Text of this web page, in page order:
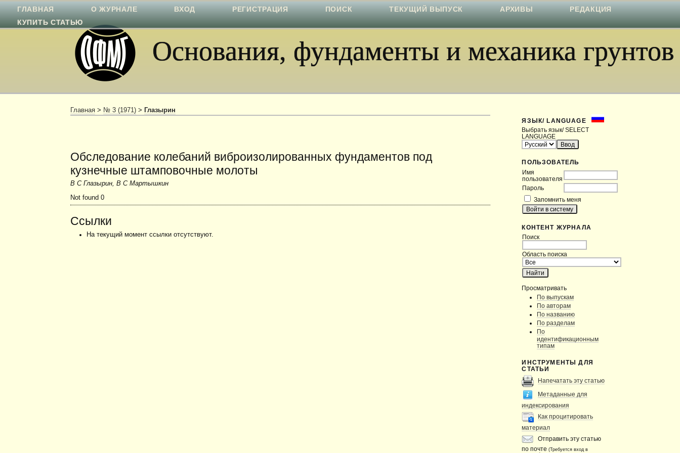
Основания, фундаменты и механика грунтов
ЯЗЫК/ LANGUAGE
Выбрать язык/ SELECT
LANGUAGE
ПОЛЬЗОВАТЕЛЬ
Имя
пользователя
Пароль
Запомнить меня
КОНТЕНТ ЖУРНАЛА
Поиск
Область поиска
Просматривать
По выпускам
По авторам
По названию
По разделам
По
идентификационным
типам
ИНСТРУМЕНТЫ ДЛЯ
СТАТЬИ
Напечатать эту статью
Метаданные для
индексирования
Как процитировать
материал
Отправить эту статью
по почте(Требуется вход в
ГЛАВНАЯ О ЖУРНАЛЕ ВХОД РЕГИСТРАЦИЯ ПОИСК ТЕКУЩИЙ ВЫПУСК АРХИВЫ
РЕДАКЦИЯ
КУПИТЬ СТАТЬЮ
Главная > № 3 (1971) > Глазырин
Обследование колебаний виброизолированных фундаментов под
кузнечные штамповочные молоты
В С Глазырин, В С Мартышкин
Not found 0
Ссылки
На текущий момент ссылки отсутствуют.